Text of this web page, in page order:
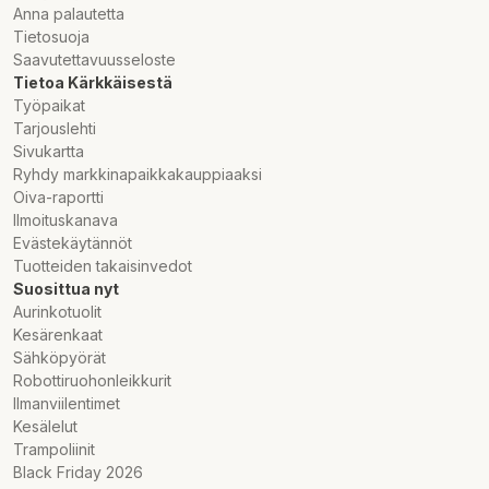
Färg: Svart
Material: Lackerat stål
Materialspecifikation: RST-brännare
Antal brännare: 3
Total brännareffekt: 13,62 kW
Inklusive sidobrännare: Sear-Burner
Sidobrännareffekt: 3,52 kW
Inklusive bakre brännare/sharebrännare: Parila ingår
Grillkroppens beskrivning: emaljerat gjutjärnsgaller
Inkluderar värmestativ: ja
Tändning: Elektronisk
Integrerad termometer: ja
Grillmetod: hybridteknik
Hjul: 2 hjul
Förvaring: Rymliga underskåp
Garanti: 2 år
Produktstorlek (B x L x D): 120,7 x 134,4 x 62,5 cm
Produktvikt: 53 kg
Grillytans storlek: 64,2 x 43,5 cm
Paketets storlek (B x L x D): 52,7 x 76,2 x 99,1 cm
Paketets vikt: 63,07 kg
Anna palautetta
Tietosuoja
Saavutettavuusseloste
Tietoa Kärkkäisestä
Työpaikat
Tarjouslehti
Sivukartta
Ryhdy markkinapaikkakauppiaaksi
Oiva-raportti
Ilmoituskanava
Evästekäytännöt
Tuotteiden takaisinvedot
Suosittua nyt
Aurinkotuolit
Kesärenkaat
Sähköpyörät
Robottiruohonleikkurit
Ilmanviilentimet
Kesälelut
Trampoliinit
Black Friday 2026